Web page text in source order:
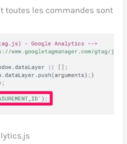
toutes les commandes sont